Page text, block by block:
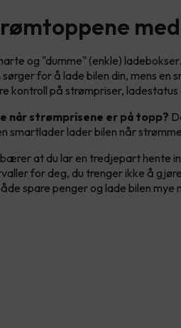
og "dumme" (enkle)
for å lade bilen din, mens en
kontroll på strømpriser, ladestatus
når strømprisene er på topp?
smartlader lader bilen når
at du lar en tredjepart hente
for deg, du trenger ikke å
spare penger og lade bilen mye